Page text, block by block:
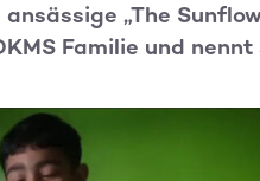
„The
Familie und